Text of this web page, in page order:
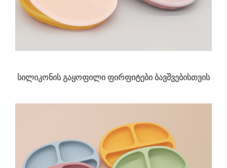
სილიკონის გაყოფილი ფირფიტები ბავშვებისთვის